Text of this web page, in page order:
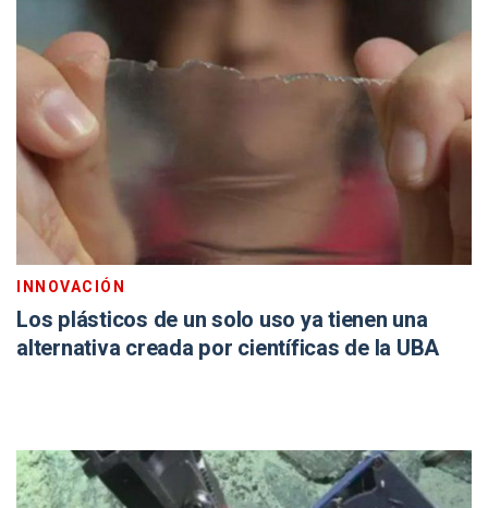
INNOVACIÓN
Los plásticos de un solo uso ya tienen una
alternativa creada por científicas de la UBA